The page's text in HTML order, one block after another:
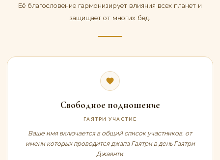
Её благословение гармонизирует влияния всех планет и
защищает от многих бед.
Свободное подношение
ГАЯТРИ УЧАСТИЕ
Ваше имя включается в общий список участников, от
имени которых проводится джапа Гаятри в день Гаятри
Джаянти.